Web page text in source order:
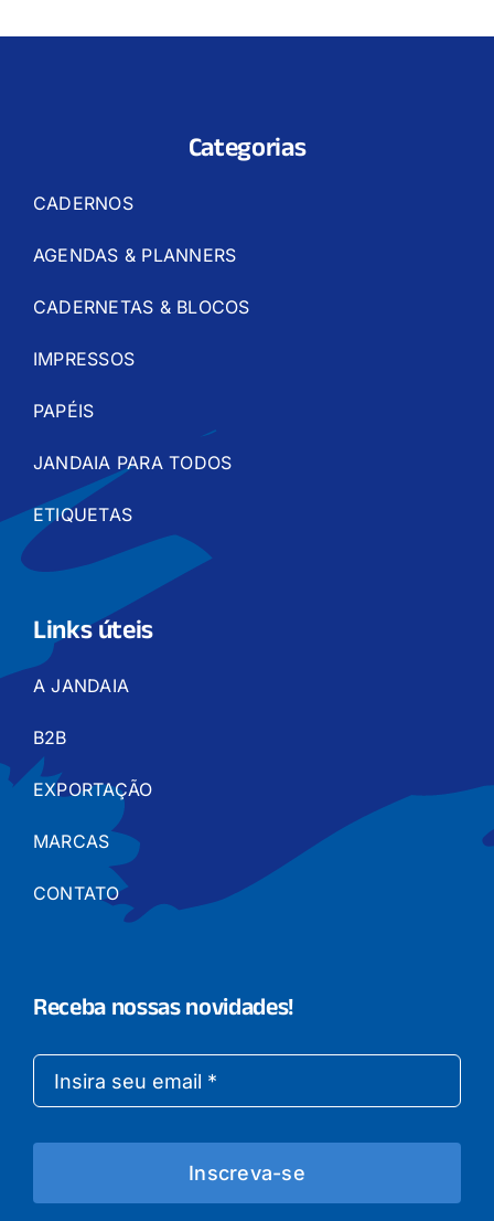
Categorias
CADERNOS
AGENDAS & PLANNERS
CADERNETAS & BLOCOS
IMPRESSOS
PAPÉIS
JANDAIA PARA TODOS
ETIQUETAS
Links úteis
A JANDAIA
B2B
EXPORTAÇÃO
MARCAS
CONTATO
Receba nossas novidades!
Inscreva-se